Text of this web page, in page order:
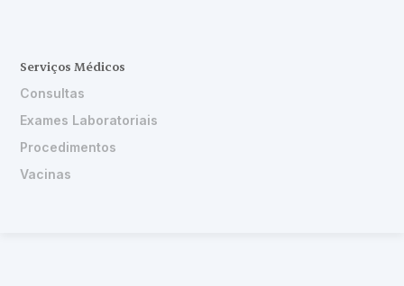
Serviços Médicos
Consultas
Exames Laboratoriais
Procedimentos
Vacinas